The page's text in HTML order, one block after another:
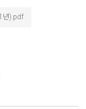
년).pdf